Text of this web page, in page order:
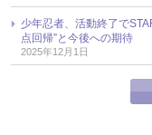
少年忍者、活動終了で
点回帰”と今後への期待
2025年12月1日